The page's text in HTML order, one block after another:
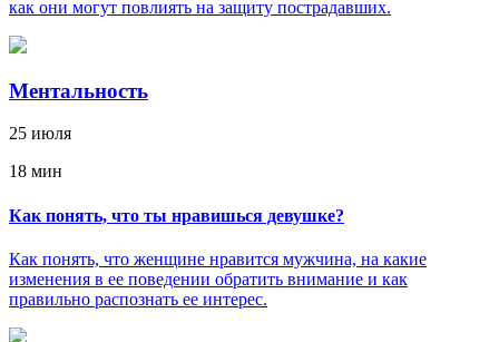
как они могут повлиять на защиту пострадавших.
Ментальность
25 июля
18 мин
Как понять, что ты нравишься девушке?
Как понять, что женщине нравится мужчина, на какие
изменения в ее поведении обратить внимание и как
правильно распознать ее интерес.